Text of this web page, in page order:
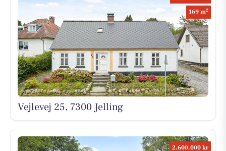
169 m2
Vejlevej 25, 7300 Jelling
2.600.000 kr